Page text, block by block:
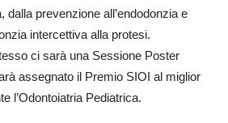
dalla prevenzione all’endodonzia e
intercettiva alla protesi.
ci sarà una Sessione Poster
assegnato il Premio SIOI al miglior
l’Odontoiatria Pediatrica.